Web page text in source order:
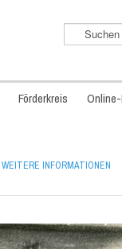
Suchen
...
Förderkreis
WEITERE INFORMATIONEN